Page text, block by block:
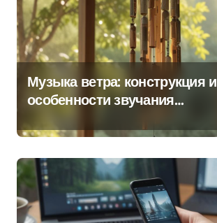
Музыка ветра: конструкция и
особенности звучания